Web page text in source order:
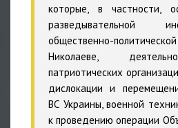
которые, в частности,
разведывательной
общественно-
Николаеве,
патриотических
дислокации и
ВС Украины, военной
к проведению операции